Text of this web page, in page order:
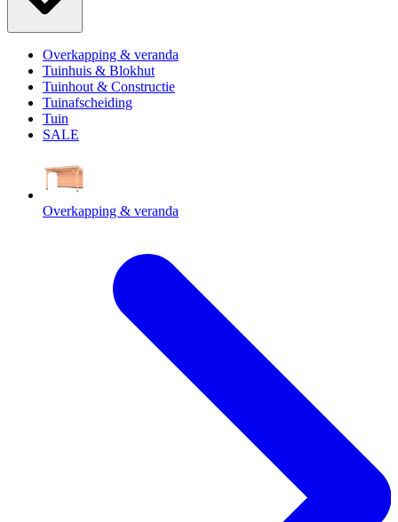
Overkapping & veranda
Tuinhuis & Blokhut
Tuinhout & Constructie
Tuinafscheiding
Tuin
SALE
Overkapping & veranda